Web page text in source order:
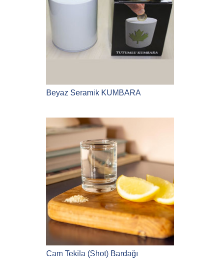
Beyaz Seramik KUMBARA
Cam Tekila (Shot) Bardağı